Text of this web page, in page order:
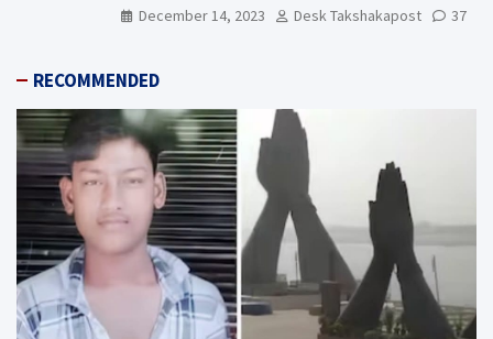
December 14, 2023 Desk Takshakapost 37
RECOMMENDED